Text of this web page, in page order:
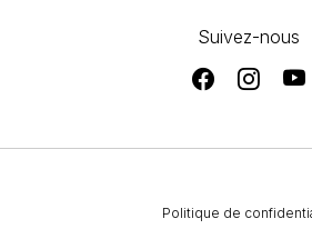
Suivez-nous
Politique de